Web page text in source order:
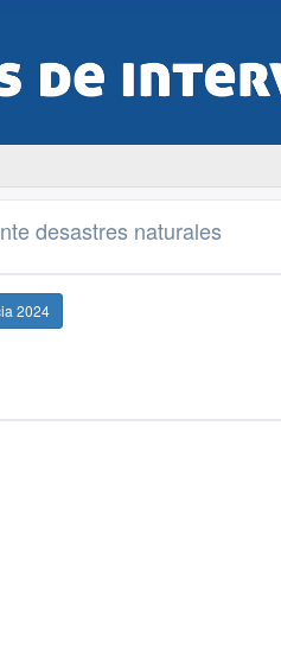
desastres naturales
2024